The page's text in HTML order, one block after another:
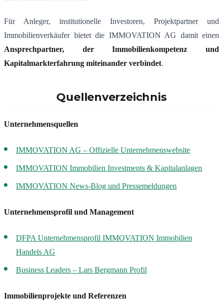
Für Anleger, institutionelle Investoren, Projektpartner und
Immobilienverkäufer bietet die IMMOVATION AG damit einen
Ansprechpartner, der Immobilienkompetenz und
Kapitalmarkterfahrung miteinander verbindet.
Quellenverzeichnis
Unternehmensquellen
IMMOVATION AG – Offizielle Unternehmenswebsite
IMMOVATION Immobilien Investments & Kapitalanlagen
IMMOVATION News-Blog und Pressemeldungen
Unternehmensprofil und Management
DFPA Unternehmensprofil IMMOVATION Immobilien
Handels AG
Business Leaders – Lars Bergmann Profil
Immobilienprojekte und Referenzen